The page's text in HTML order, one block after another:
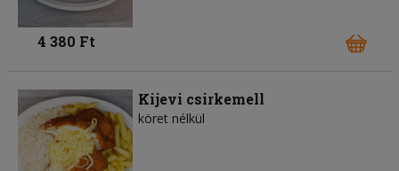
4 380 Ft
Kijevi csirkemell
köret nélkül